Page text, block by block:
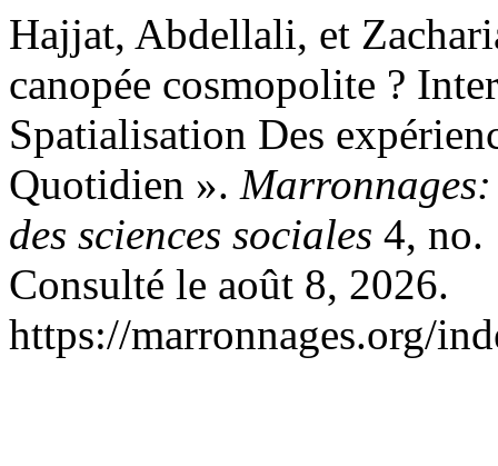
Hajjat, Abdellali, et
canopée cosmopolite ?
Spatialisation Des
Quotidien ».
des sciences sociales 4, no.
Consulté le août 8, 2026.
https://marronnages.org/